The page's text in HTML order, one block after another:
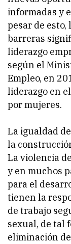
informadas y
pesar de
barreras
liderazgo
según el
Empleo, en
liderazgo en
por mujeres.
La igualdad
la
La violencia
y en muchos
para el
tienen la
de trabajo
sexual, de tal
eliminación